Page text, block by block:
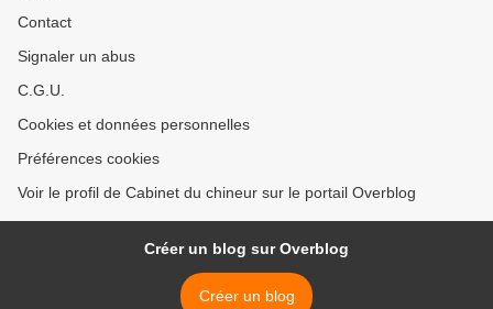
Contact
Signaler un abus
C.G.U.
Cookies et données personnelles
Préférences cookies
Voir le profil de Cabinet du chineur sur le portail Overblog
Créer un blog sur Overblog
Créer un blog